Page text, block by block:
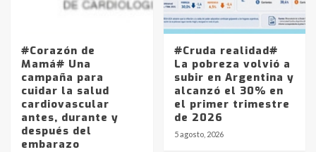
#Corazón de
Mamá# Una
campaña para
cuidar la salud
cardiovascular
antes, durante y
después del
embarazo
#Cruda realidad#
La pobreza volvió a
subir en Argentina y
alcanzó el 30% en
el primer trimestre
de 2026
5 agosto, 2026